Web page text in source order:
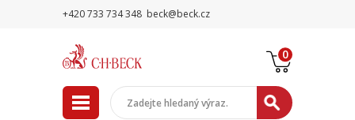
+420 733 734 348 beck@beck.cz
0